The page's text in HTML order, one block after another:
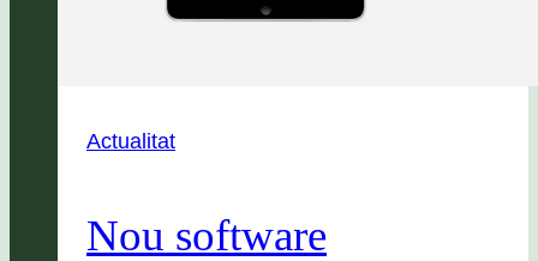
Actualitat
Nou software